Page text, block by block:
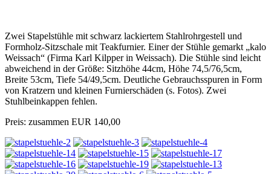
Zwei Stapelstühle mit schwarz lackiertem Stahlrohrgestell und
Formholz-Sitzschale mit Teakfurnier. Einer der Stühle gemarkt „kalo
Weissach“ (Firma Karl Kilpper in Weissach). Die Stühle sind leicht
abweichend in der Größe: Sitzhöhe 44cm, Höhe 74,5/76,5cm,
Breite 53cm, Tiefe 54/49,5cm. Deutliche Gebrauchsspuren in Form
von Kratzern und kleinen Furnierschäden (s. Fotos). Zwei
Stuhlbeinkappen fehlen.
Preis: zusammen EUR 140,00